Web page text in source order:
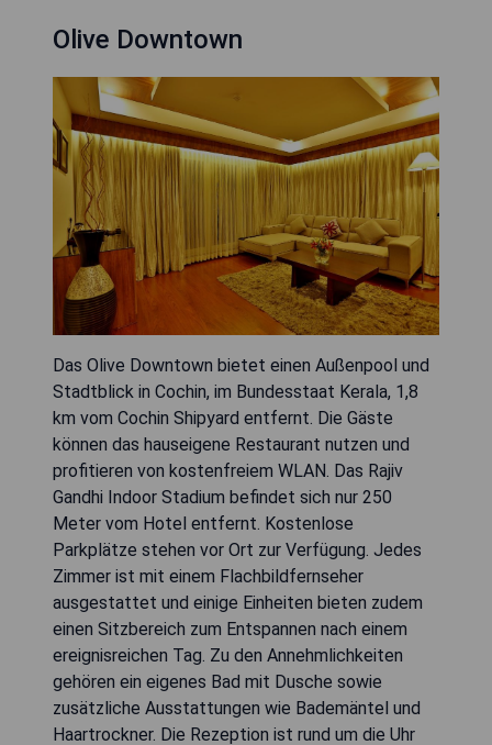
Olive Downtown
Das Olive Downtown bietet einen Außenpool und
Stadtblick in Cochin, im Bundesstaat Kerala, 1,8
km vom Cochin Shipyard entfernt. Die Gäste
können das hauseigene Restaurant nutzen und
profitieren von kostenfreiem WLAN. Das Rajiv
Gandhi Indoor Stadium befindet sich nur 250
Meter vom Hotel entfernt. Kostenlose
Parkplätze stehen vor Ort zur Verfügung. Jedes
Zimmer ist mit einem Flachbildfernseher
ausgestattet und einige Einheiten bieten zudem
einen Sitzbereich zum Entspannen nach einem
ereignisreichen Tag. Zu den Annehmlichkeiten
gehören ein eigenes Bad mit Dusche sowie
zusätzliche Ausstattungen wie Bademäntel und
Haartrockner. Die Rezeption ist rund um die Uhr